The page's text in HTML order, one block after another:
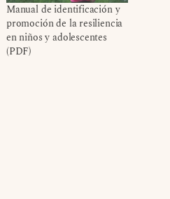
Manual de identificación y
promoción de la resiliencia
en niños y adolescentes
(PDF)